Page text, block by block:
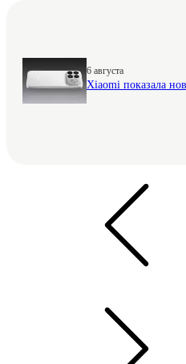
6 августа
Xiaomi показала